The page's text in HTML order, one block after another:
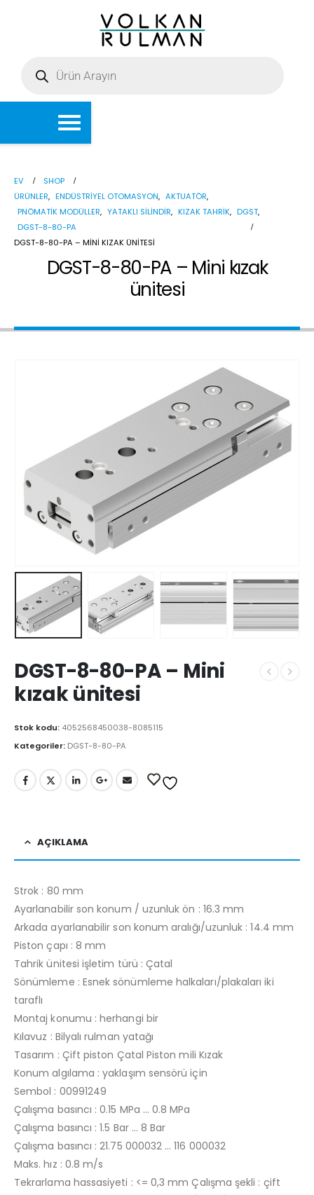
EV
SHOP
ÜRÜNLER, ENDÜSTRIYEL OTOMASYON, AKTUATÖR,
PNÖMATIK MODÜLLER, YATAKLI SILINDIR, KIZAK TAHRIK, DGST,
DGST-8-80-PA
DGST-8-80-PA – MINI KIZAK ÜNITESI
DGST-8-80-PA – Mini kızak
ünitesi
DGST-8-80-PA – Mini
kızak ünitesi
Stok kodu: 4052568450038-8085115
Kategoriler: DGST-8-80-PA
AÇIKLAMA
Strok : 80 mm
Ayarlanabilir son konum / uzunluk ön : 16.3 mm
Arkada ayarlanabilir son konum aralığı/uzunluk : 14.4 mm
Piston çapı : 8 mm
Tahrik ünitesi işletim türü : Çatal
Sönümleme : Esnek sönümleme halkaları/plakaları iki
taraflı
Montaj konumu : herhangi bir
Kılavuz : Bilyalı rulman yatağı
Tasarım : Çift piston Çatal Piston mili Kızak
Konum algılama : yaklaşım sensörü için
Sembol : 00991249
Çalışma basıncı : 0.15 MPa … 0.8 MPa
Çalışma basıncı : 1.5 Bar … 8 Bar
Çalışma basıncı : 21.75 000032 … 116 000032
Maks. hız : 0.8 m/s
Tekrarlama hassasiyeti : <= 0,3 mm Çalışma şekli : çift